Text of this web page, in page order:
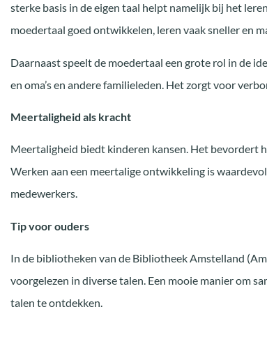
sterke basis in de eigen taal helpt namelijk bij het
moedertaal goed ontwikkelen, leren vaak sneller en
Daarnaast speelt de moedertaal een grote rol in de
en oma’s en andere familieleden. Het zorgt voor
Meertaligheid als kracht
Meertaligheid biedt kinderen kansen. Het bevordert
Werken aan een meertalige ontwikkeling is
medewerkers.
Tip voor ouders
In de bibliotheken van de Bibliotheek Amstelland
voorgelezen in diverse talen. Een mooie manier om
talen te ontdekken.